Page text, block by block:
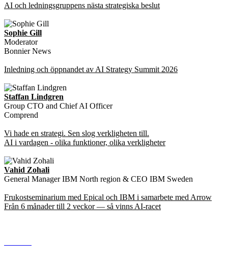
AI och ledningsgruppens nästa strategiska beslut
Sophie Gill
Moderator
Bonnier News
Inledning och öppnandet av AI Strategy Summit 2026
Staffan Lindgren
Group CTO and Chief AI Officer
Comprend
Vi hade en strategi. Sen slog verkligheten till.
AI i vardagen - olika funktioner, olika verkligheter
Vahid Zohali
General Manager IBM North region & CEO IBM Sweden
Frukostseminarium med Epical och IBM i samarbete med Arrow
Från 6 månader till 2 veckor — så vinns AI-racet